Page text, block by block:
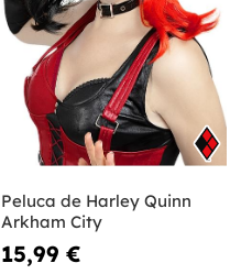
Peluca de Harley Quinn
Arkham City
15,99 €